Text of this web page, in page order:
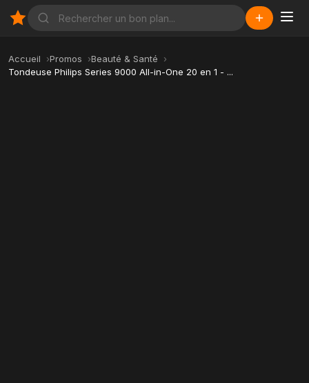
Accueil Promos
Beauté & Santé
Tondeuse Philips Series 9000 All-in-One 20 en 1 - ...